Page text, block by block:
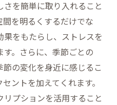
を簡単に取り入れること
を明るくするだけでな
をもたらし、ストレスを
。さらに、季節ごとの
の変化を身近に感じるこ
ントを加えてくれます。
プションを活用すること